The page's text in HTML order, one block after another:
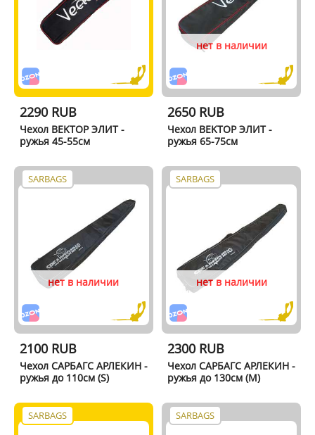
2290 RUB
Чехол BEKTОР ЭЛИТ -
ружья 45-55см
нет в наличии
2650 RUB
Чехол BEKTОР ЭЛИТ -
ружья 65-75см
SARBAGS
нет в наличии
2100 RUB
Чехол САРБАГС АРЛЕКИН -
ружья до 110см (S)
SARBAGS
нет в наличии
2300 RUB
Чехол САРБАГС АРЛЕКИН -
ружья до 130см (M)
SARBAGS SARBAGS